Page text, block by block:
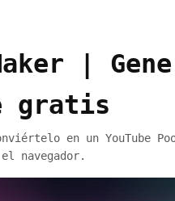
|
gratis
en un YouTube
navegador.